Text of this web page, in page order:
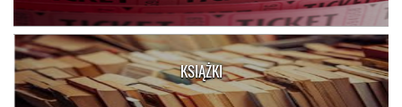
KSIĄŻKI